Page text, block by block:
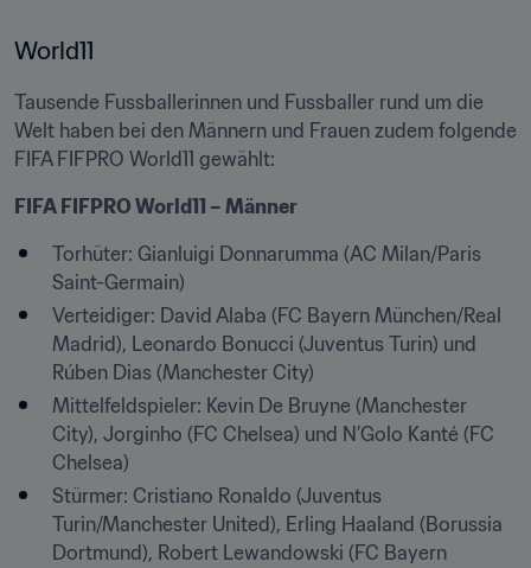
World11
Tausende Fussballerinnen und Fussballer rund um die
Welt haben bei den Männern und Frauen zudem folgende
FIFA FIFPRO World11 gewählt:
FIFA FIFPRO World11 – Männer
Torhüter: Gianluigi Donnarumma (AC Milan/Paris
Saint-Germain)
Verteidiger: David Alaba (FC Bayern München/Real
Madrid), Leonardo Bonucci (Juventus Turin) und
Rúben Dias (Manchester City)
Mittelfeldspieler: Kevin De Bruyne (Manchester
City), Jorginho (FC Chelsea) und N’Golo Kanté (FC
Chelsea)
Stürmer: Cristiano Ronaldo (Juventus
Turin/Manchester United), Erling Haaland (Borussia
Dortmund), Robert Lewandowski (FC Bayern